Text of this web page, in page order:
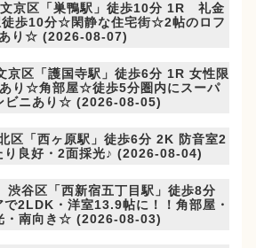
文京区「巣鴨駅」徒歩10分 1R 礼金
徒歩10分☆閑静な住宅街☆2帖のロフ
あり☆ (2026-08-07)
京区「護国寺駅」徒歩6分 1R 女性限
り☆角部屋☆徒歩5分圏内にスーパ
ビニあり☆ (2026-08-05)
区「西ヶ原駅」徒歩6分 2K 防音室2
良好・2面採光♪ (2026-08-04)
渋谷区「西新宿五丁目駅」徒歩8分
2LDK・洋室13.9帖に！！角部屋・
・南向き☆ (2026-08-03)